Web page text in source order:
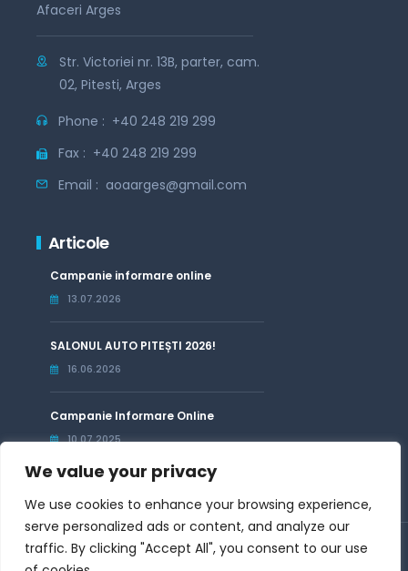
We value your privacy
We use cookies to enhance your browsing experience,
serve personalized ads or content, and analyze our
traffic. By clicking "Accept All", you consent to our use
Afaceri Arges
Str. Victoriei nr. 13B, parter, cam.
02, Pitesti, Arges
Phone : +40 248 219 299
Fax : +40 248 219 299
Email : aoaarges@gmail.com
Articole
Campanie informare online
13.07.2026
SALONUL AUTO PITEȘTI 2026!
16.06.2026
Campanie Informare Online
10.07.2025